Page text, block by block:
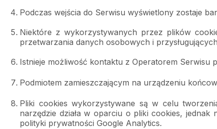
Podczas wejścia do Serwisu wyświetlony zostaje
Niektóre z wykorzystywanych przez plików
przetwarzania danych osobowych i
Istnieje możliwość kontaktu z Operatorem Serwisu
Podmiotem zamieszczającym na urządzeniu
Pliki cookies wykorzystywane są w celu
narzędzie działa w oparciu o pliki cookies, jednak
polityki prywatności Google Analytics.